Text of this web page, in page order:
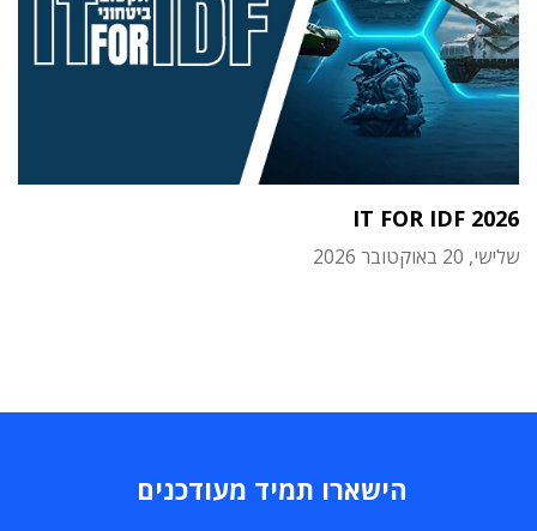
IT FOR IDF 2026
שלישי, 20 באוקטובר 2026
הישארו תמיד מעודכנים